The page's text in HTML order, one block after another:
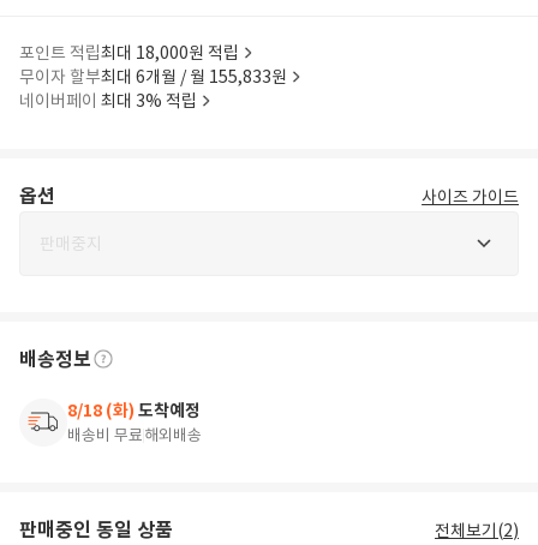
포인트 적립최대 18,000원 적립
무이자 할부최대 6개월 / 월 155,833원
네이버페이 최대 3% 적립
옵션 사이즈 가이드
판매중지
배송정보
8/18 (화) 도착예정
배송비 무료해외배송
판매중인 동일 상품 전체보기(2)